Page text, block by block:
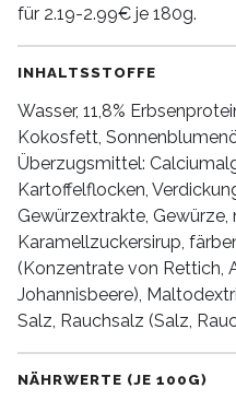
für 2.19-2.99€ je 180g.
INHALTSSTOFFE
Wasser, 11,8%
Kokosfett,
Überzugsmittel:
Kartoffelflocken,
Gewürzextrakte, Gewürze,
Karamellzuckersirup,
(Konzentrate von Rettich,
Johannisbeere),
Salz, Rauchsalz (Salz,
NÄHRWERTE (JE 100G)